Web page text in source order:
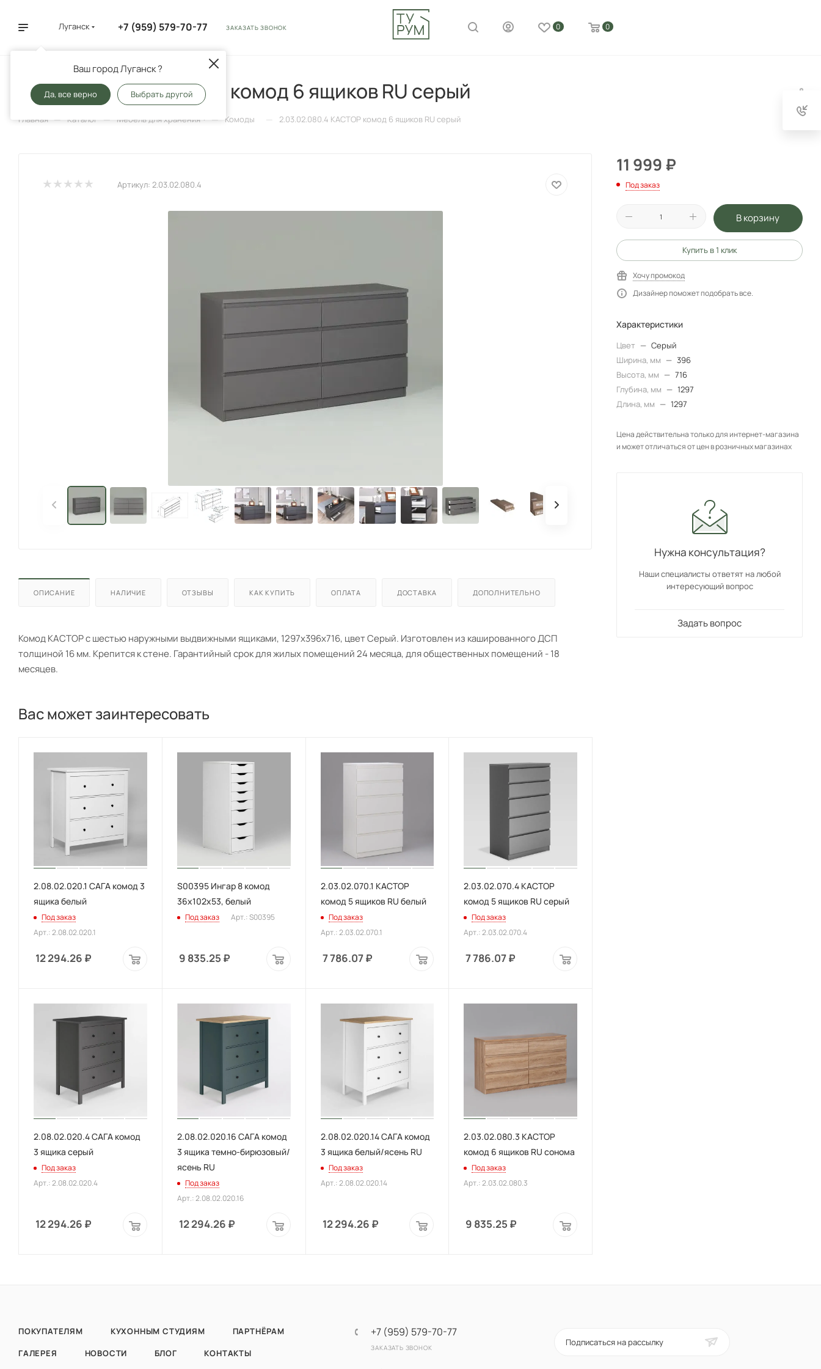
Луганск
Ваш город Луганск ?
Да, все верно Выбрать другой
+7 (959) 579-70-77 ЗАКАЗАТЬ ЗВОНОК 0 0
2.03.02.080.4 КАСТОР комод 6 ящиков RU серый
Главная — Каталог — Мебель для хранения — Комоды — 2.03.02.080.4 КАСТОР комод 6 ящиков RU серый
Артикул: 2.03.02.080.4
ОПИСАНИЕ НАЛИЧИЕ ОТЗЫВЫ КАК КУПИТЬ ОПЛАТА ДОСТАВКА ДОПОЛНИТЕЛЬНО
Комод КАСТОР с шестью наружными выдвижными ящиками, 1297х396х716, цвет Серый. Изготовлен из кашированного ДСП
толщиной 16 мм. Крепится к стене. Гарантийный срок для жилых помещений 24 месяца, для общественных помещений - 18
месяцев.
Вас может заинтересовать
2.08.02.020.1 САГА комод 3
ящика белый
Под заказ
Арт.: 2.08.02.020.1
12 294.26 ₽
S00395 Ингар 8 комод
36x102x53, белый
Под заказ Арт.: S00395
9 835.25 ₽
2.03.02.070.1 КАСТОР
комод 5 ящиков RU белый
Под заказ
Арт.: 2.03.02.070.1
7 786.07₽
2.03.02.070.4 КАСТОР
комод 5 ящиков RU серый
Под заказ
Арт.: 2.03.02.070.4
7 786.07₽
2.08.02.020.4 САГА комод
3 ящика серый
Под заказ
Арт.: 2.08.02.020.4
12 294.26 ₽
2.08.02.020.16 САГА комод
3 ящика темно-бирюзовый/
ясень RU
Под заказ
Арт.: 2.08.02.020.16
12 294.26 ₽
2.08.02.020.14 САГА комод
3 ящика белый/ясень RU
Под заказ
Арт.: 2.08.02.020.14
12 294.26 ₽
2.03.02.080.3 КАСТОР
комод 6 ящиков RU сонома
Под заказ
Арт.: 2.03.02.080.3
9 835.25 ₽
11 999₽
Под заказ
В корзину
Купить в 1 клик
Хочу промокод
Дизайнер поможет подобрать все.
Характеристики
Цвет — Серый
Ширина, мм — 396
Высота, мм — 716
Глубина, мм — 1297
Длина, мм — 1297
Цена действительна только для интернет-магазина
и может отличаться от цен в розничных магазинах
Нужна консультация?
Наши специалисты ответят на любой
интересующий вопрос
Задать вопрос
ПОКУПАТЕЛЯМ КУХОННЫМ СТУДИЯМ
ПАРТНЁРАМ
ГАЛЕРЕЯ
НОВОСТИ БЛОГ КОНТАКТЫ
+7 (959) 579-70-77
ЗАКАЗАТЬ ЗВОНОК Подписаться на рассылку